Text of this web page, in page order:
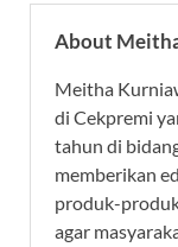
About
Meitha
di Cekpremi
tahun di
memberikan
produk-
agar